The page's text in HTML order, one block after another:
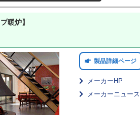
暖炉】
製品詳細ページ
メーカーHP
メーカーニュース